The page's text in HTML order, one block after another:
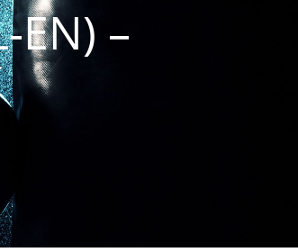
EN) –